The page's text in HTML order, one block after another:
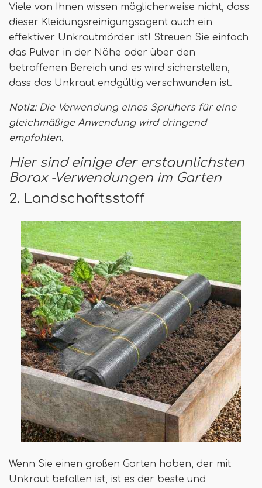
Viele von Ihnen wissen möglicherweise nicht, dass
dieser Kleidungsreinigungsagent auch ein
effektiver Unkrautmörder ist! Streuen Sie einfach
das Pulver in der Nähe oder über den
betroffenen Bereich und es wird sicherstellen,
dass das Unkraut endgültig verschwunden ist.
Notiz:Die Verwendung eines Sprühers für eine
gleichmäßige Anwendung wird dringend
empfohlen.
Hier sind einige der erstaunlichsten
Borax -Verwendungen im Garten
2. Landschaftsstoff
Wenn Sie einen großen Garten haben, der mit
Unkraut befallen ist, ist es der beste und